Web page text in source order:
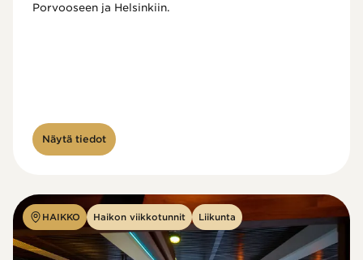
Porvooseen ja Helsinkiin.
Näytä tiedot
HAIKKO Haikon viikkotunnit Liikunta